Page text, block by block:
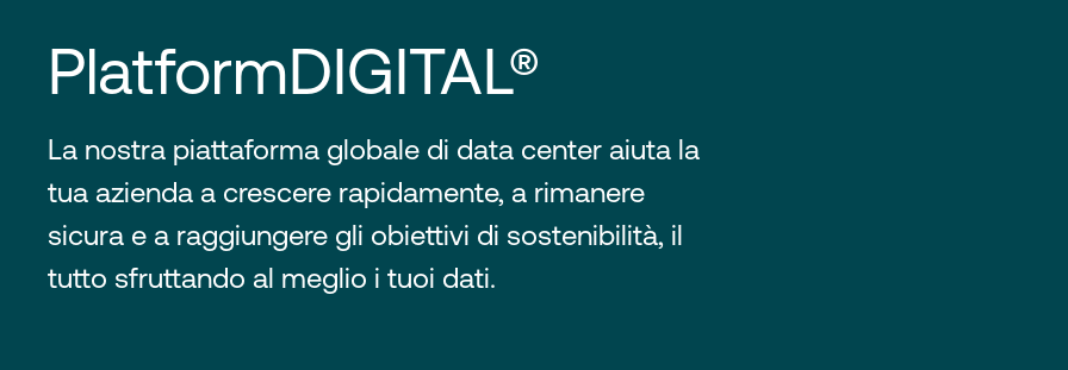
PlatformDIGITAL®
La nostra piattaforma globale di data center aiuta la
tua azienda a crescere rapidamente, a rimanere
sicura e a raggiungere gli obiettivi di sostenibilità, il
tutto sfruttando al meglio i tuoi dati.